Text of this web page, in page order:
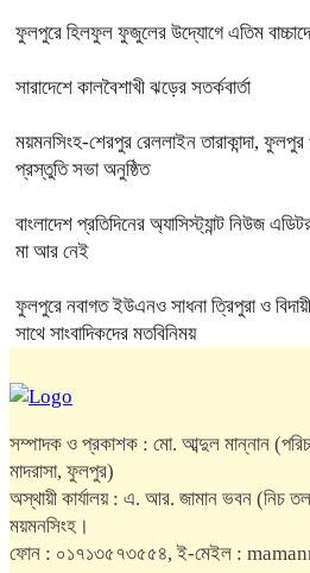
ফুলপুরে হিলফুল ফুজুলের উদ্যোগে এতিম
সারাদেশে কালবৈশাখী ঝড়ের সতর্কবার্তা
ময়মনসিংহ-শেরপুর রেললাইন তারাকান্দা, ফুলপুর ও
প্রস্তুতি সভা অনুষ্ঠিত
বাংলাদেশ প্রতিদিনের অ্যাসিস্ট্যান্ট নিউজ
মা আর নেই
ফুলপুরে নবাগত ইউএনও সাধনা ত্রিপুরা ও
সাথে সাংবাদিকদের মতবিনিময়
সম্পাদক ও প্রকাশক : মো. আব্দুল মান্নান
মাদরাসা, ফুলপুর)
অস্থায়ী কার্যালয় : এ. আর. জামান ভবন (নিচ
ময়মনসিংহ।
ফোন : ০১৭১৩৫৭৩৫৫৪, ই-মেইল :